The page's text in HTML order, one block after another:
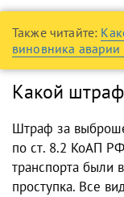
Также читайте:
виновника аварии
Какой
Штраф за
по ст. 8.2 КоАП
транспорта были
проступка. Все